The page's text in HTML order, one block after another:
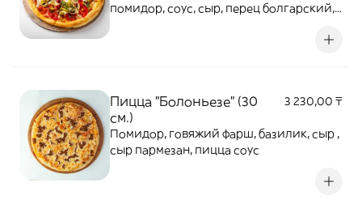
помидор, соус, сыр, перец болгарский,
Пицца "Болоньезе" (30
см.)
3 230,00 ₸
Помидор, говяжий фарш, базилик, сыр ,
сыр пармезан, пицца соус